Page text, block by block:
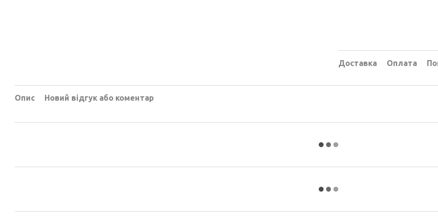
Доставка Оплата
Опис Новий відгук або коментар